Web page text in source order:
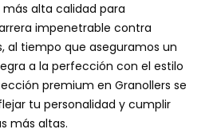
alta calidad para
impenetrable contra
al tiempo que aseguramos un
a la perfección con el estilo
premium en Granollers se
tu personalidad y cumplir
más altas.